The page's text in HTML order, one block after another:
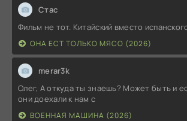
Стас
Фильм не тот. Китайский вместо
ОНА ЕСТ ТОЛЬКО МЯСО (2026)
merar3k
Олег, А откуда ты знаешь? Может быть и
они доехали к нам с
ВОЕННАЯ МАШИНА (2026)